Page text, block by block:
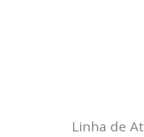
Linha de